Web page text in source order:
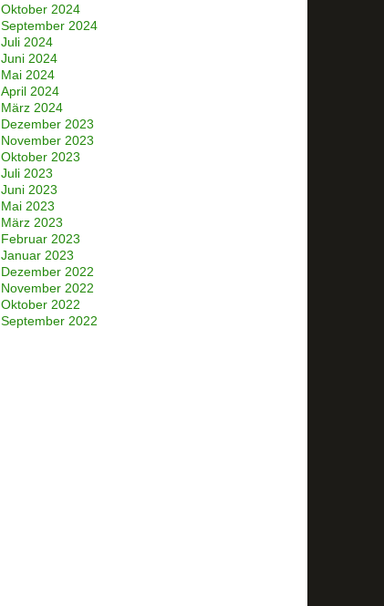
Oktober 2024
September 2024
Juli 2024
Juni 2024
Mai 2024
April 2024
März 2024
Dezember 2023
November 2023
Oktober 2023
Juli 2023
Juni 2023
Mai 2023
März 2023
Februar 2023
Januar 2023
Dezember 2022
November 2022
Oktober 2022
September 2022